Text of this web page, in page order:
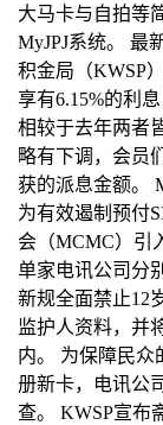
大马卡与自拍等
MyJPJ系统。 最
积金局（KWSP
享有6.15%的利
相较于去年两者
略有下调，会员
获的派息金额。
为有效遏制预付
会（MCMC）引
单家电讯公司分
新规全面禁止12
监护人资料，并
内。 为保障民众
册新卡，电讯公
查。 KWSP宣布